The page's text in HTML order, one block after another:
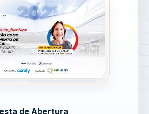
de Abertura